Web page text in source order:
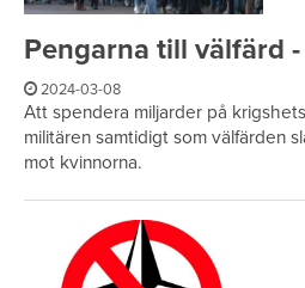
Pengarna till välfärd
2024-03-08
Att spendera miljarder på
militären samtidigt som välfärden
mot kvinnorna.